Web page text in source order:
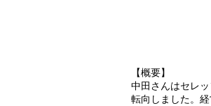
【概要】
中田さんはセレ
転向しました。